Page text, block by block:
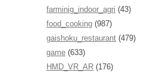
farminig_indoor_agri (43)
food_cooking (987)
gaishoku_restaurant (479)
game (633)
HMD_VR_AR (176)